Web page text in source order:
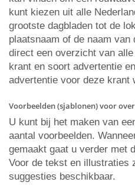
kunt kiezen uit alle
grootste dagbladen tot de
plaatsnaam of de naam
direct een overzicht van
krant en soort advertentie
advertentie voor deze krant
Voorbeelden (sjablonen) voor
U kunt bij het maken van
aantal voorbeelden.
gemaakt gaat u verder met
Voor de tekst en illustraties
suggesties beschikbaar.